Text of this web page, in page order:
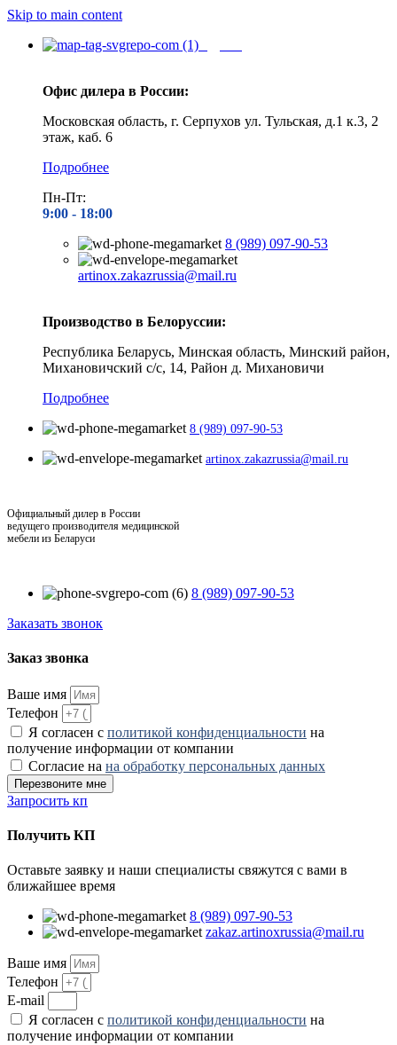
Skip to main content
Офис дилера в России:
Московская область, г. Серпухов ул. Тульская, д.1 к.3, 2
этаж, каб. 6
Подробнее
Пн-Пт:
9:00 - 18:00
8 (989) 097-90-53
artinox.zakazrussia@mail.ru
Производство в Белоруссии:
Республика Беларусь, Минская область, Минский район,
Михановичский с/с, 14, Район д. Михановичи
Подробнее
8 (989) 097-90-53
artinox.zakazrussia@mail.ru
Официальный дилер в России
ведущего производителя медицинской
мебели из Беларуси
8 (989) 097-90-53
Заказать звонок
Заказ звонка
Ваше имя
Телефон
Я согласен с политикой конфиденциальности на
получение информации от компании
Согласие на на обработку персональных данных
Перезвоните мне
Запросить кп
Получить КП
Оставьте заявку и наши специалисты свяжутся с вами в
ближайшее время
8 (989) 097-90-53
zakaz.artinoxrussia@mail.ru
Ваше имя
Телефон
E-mail
Я согласен с политикой конфиденциальности на
получение информации от компании